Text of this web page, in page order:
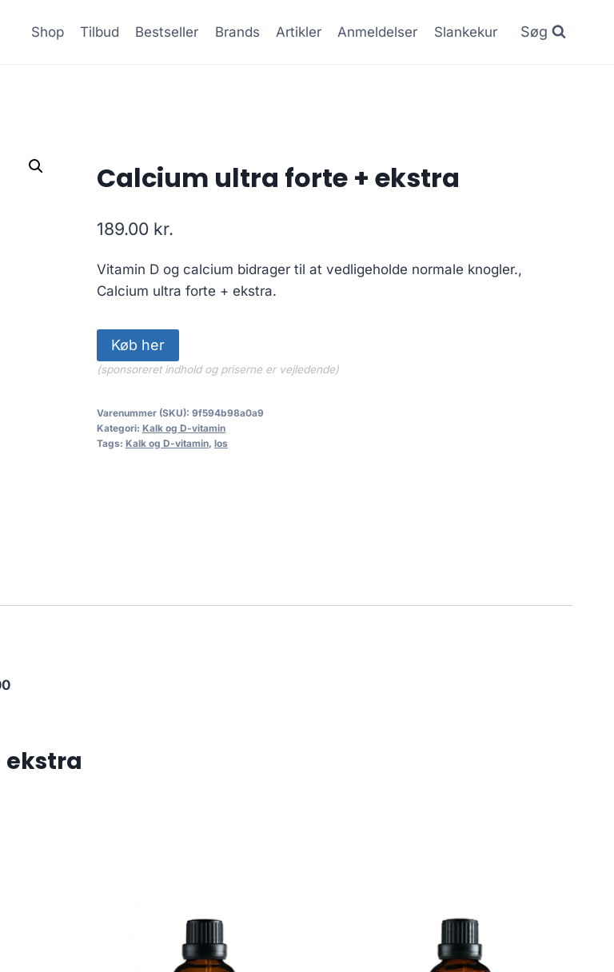
Shop Tilbud Bestseller Brands Artikler Anmeldelser Slankekur Søg
Calcium ultra forte + ekstra
189.00 kr.
Vitamin D og calcium bidrager til at vedligeholde normale knogler.,
Calcium ultra forte + ekstra.
Køb her
(sponsoreret indhold og priserne er vejledende)
Varenummer (SKU): 9f594b98a0a9
Kategori: Kalk og D-vitamin
Tags: Kalk og D-vitamin, los
ekstra